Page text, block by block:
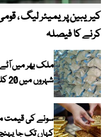
کرنے کا فیصلہ
ملک بھر میں
شہروں میں 20 کلو تھیلا 100 روپے تک مہنگا
سونے کی قیمت
کہاں تک جا